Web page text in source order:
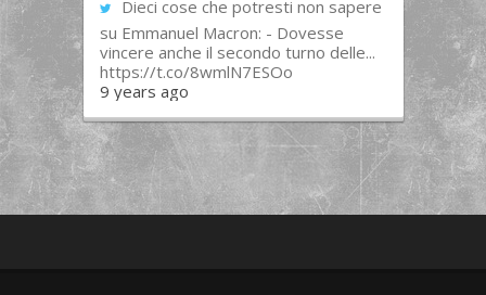
Dieci cose che potresti non sapere
su Emmanuel Macron: - Dovesse
vincere anche il secondo turno delle...
https://t.co/8wmlN7ESOo
9 years ago